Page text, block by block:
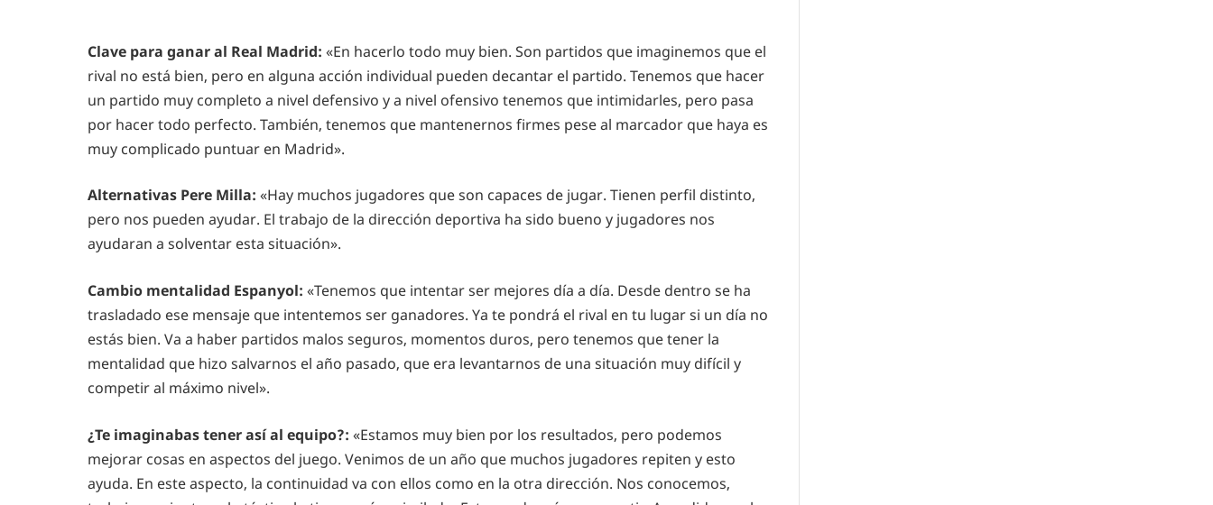
Clave para ganar al Real Madrid: «En hacerlo todo muy bien. Son partidos que imaginemos que el
rival no está bien, pero en alguna acción individual pueden decantar el partido. Tenemos que hacer
un partido muy completo a nivel defensivo y a nivel ofensivo tenemos que intimidarles, pero pasa
por hacer todo perfecto. También, tenemos que mantenernos firmes pese al marcador que haya es
muy complicado puntuar en Madrid».
Alternativas Pere Milla: «Hay muchos jugadores que son capaces de jugar. Tienen perfil distinto,
pero nos pueden ayudar. El trabajo de la dirección deportiva ha sido bueno y jugadores nos
ayudaran a solventar esta situación».
Cambio mentalidad Espanyol: «Tenemos que intentar ser mejores día a día. Desde dentro se ha
trasladado ese mensaje que intentemos ser ganadores. Ya te pondrá el rival en tu lugar si un día no
estás bien. Va a haber partidos malos seguros, momentos duros, pero tenemos que tener la
mentalidad que hizo salvarnos el año pasado, que era levantarnos de una situación muy difícil y
competir al máximo nivel».
¿Te imaginabas tener así al equipo?: «Estamos muy bien por los resultados, pero podemos
mejorar cosas en aspectos del juego. Venimos de un año que muchos jugadores repiten y esto
ayuda. En este aspecto, la continuidad va con ellos como en la otra dirección. Nos conocemos,